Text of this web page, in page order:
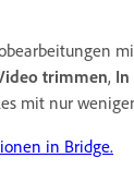
trimmen, In
mit nur
in Bridge.